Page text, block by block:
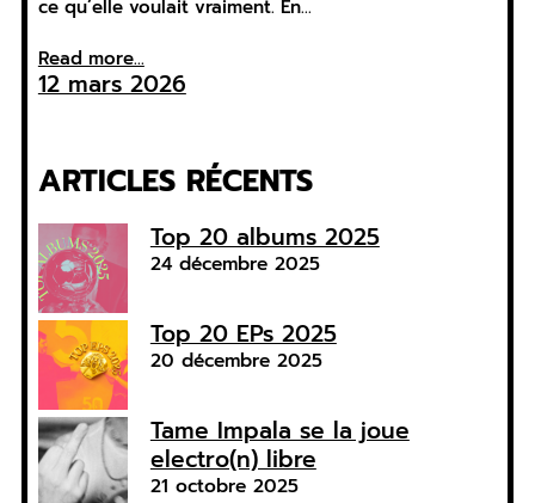
ce qu’elle voulait vraiment. En…
Read more...
12 mars 2026
ARTICLES RÉCENTS
Top 20 albums 2025
24 décembre 2025
Top 20 EPs 2025
20 décembre 2025
Tame Impala se la joue
electro(n) libre
21 octobre 2025